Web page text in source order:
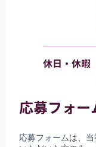
休日・休暇
応募フォー